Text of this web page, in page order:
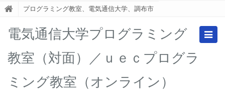
プログラミング教室、電気通信大学、調布市
電気通信大学プログラミング
教室（対面）／ｕｅｃプログラ
ミング教室（オンライン）